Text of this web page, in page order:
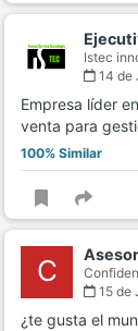
Istec
14 de
Empresa líder
venta para
100% Similar
C
15 de
¿te gusta el